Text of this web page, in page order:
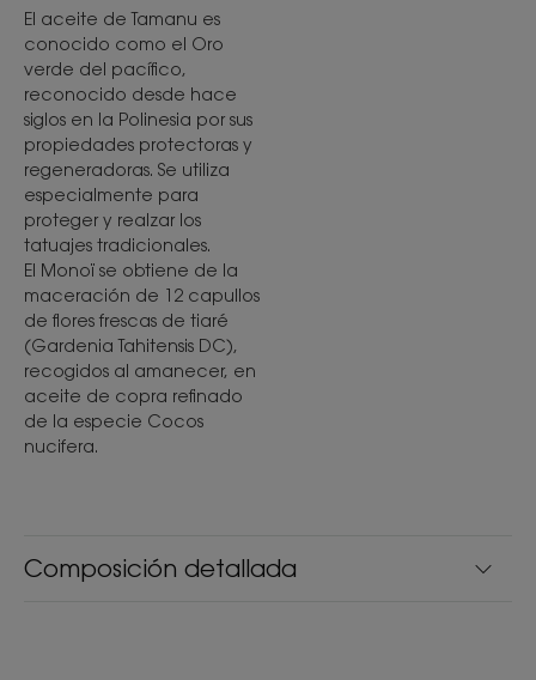
Composición detallada
El aceite de Tamanu es
conocido como el Oro
verde del pacífico,
reconocido desde hace
siglos en la Polinesia por sus
propiedades protectoras y
regeneradoras. Se utiliza
especialmente para
proteger y realzar los
tatuajes tradicionales.
El Monoï se obtiene de la
maceración de 12 capullos
de flores frescas de tiaré
(Gardenia Tahitensis DC),
recogidos al amanecer, en
aceite de copra refinado
de la especie Cocos
nucifera.